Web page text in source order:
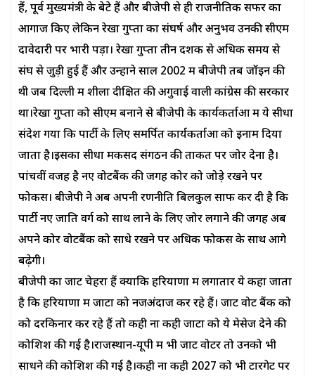
हैं, पूर्व मुख्यमंत्री के बेटे हैं और बीजेपी से ही राजनीतिक सफर का
आगाज किए लेकिन रेखा गुप्ता का संघर्ष और अनुभव उनकी सीएम
दावेदारी पर भारी पड़ा। रेखा गुप्ता तीन दशक से अधिक समय से
संघ से जुड़ी हुई हैं और उन्होंने साल 2002 में बीजेपी तब जॉइन की
थी जब दिल्ली में शीला दीक्षित की अगुवाई वाली कांग्रेस की सरकार
था।रेखा गुप्ता को सीएम बनाने से बीजेपी के कार्यकर्ताओं में ये सीधा
संदेश गया कि पार्टी के लिए समर्पित कार्यकर्ताओं को इनाम दिया
जाता है।इसका सीधा मकसद संगठन की ताकत पर जोर देना है।
पांचवीं वजह है नए वोटबैंक की जगह कोर को जोड़े रखने पर
फोकस। बीजेपी ने अब अपनी रणनीति बिलकुल साफ कर दी है कि
पार्टी नए जाति वर्ग को साथ लाने के लिए जोर लगाने की जगह अब
अपने कोर वोटबैंक को साधे रखने पर अधिक फोकस के साथ आगे
बढ़ेगी।
बीजेपी का जाट चेहरा हैं क्योंकि हरियाणा में लगातार ये कहा जाता
है कि हरियाणा में जाटों को नजअंदाज कर रहे हैं। जाट वोट बैंक को
को दरकिनार कर रहे हैं तो कही ना कही जाटों को ये मेसेज देने की
कोशिश की गई है।राजस्थान-यूपी में भी जाट वोटर तो उनको भी
साधने की कोशिश की गई है।कही ना कही 2027 को भी टारगेट पर